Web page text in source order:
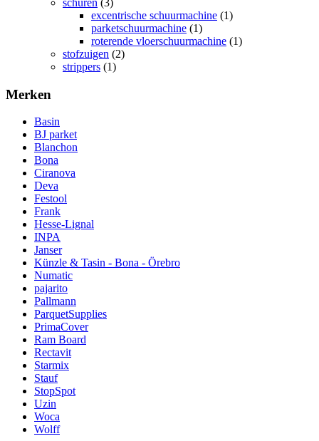
schuren (3)
excentrische schuurmachine (1)
parketschuurmachine (1)
roterende vloerschuurmachine (1)
stofzuigen (2)
strippers (1)
Merken
Basin
BJ parket
Blanchon
Bona
Ciranova
Deva
Festool
Frank
Hesse-Lignal
INPA
Janser
Künzle & Tasin - Bona - Örebro
Numatic
pajarito
Pallmann
ParquetSupplies
PrimaCover
Ram Board
Rectavit
Starmix
Stauf
StopSpot
Uzin
Woca
Wolff